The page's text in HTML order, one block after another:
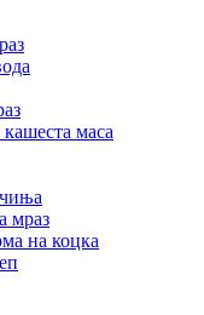
маса
мраз
на коцка